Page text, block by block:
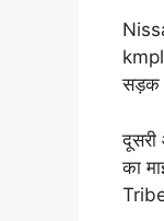
सड़क
का